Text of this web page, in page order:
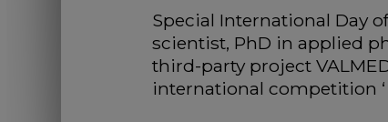
Special International Day
scientist, PhD in applied
third-party project
international competition ‘